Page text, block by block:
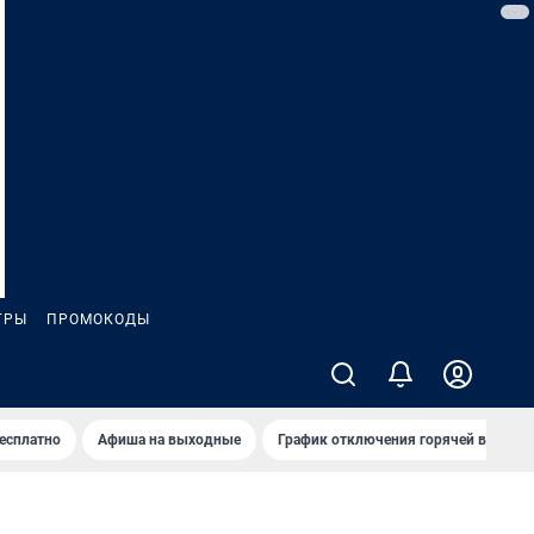
ПРОМОКОДЫ
Афиша на выходные График отключения горячей воды в